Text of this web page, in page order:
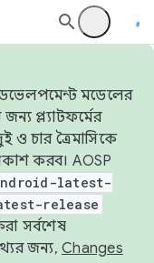
মডেলের
প্ল্যাটফর্মের
ও চার ত্রৈমাসিকে
করব। AOSP
latest-
release
সর্বশেষ
জন্য, Changes